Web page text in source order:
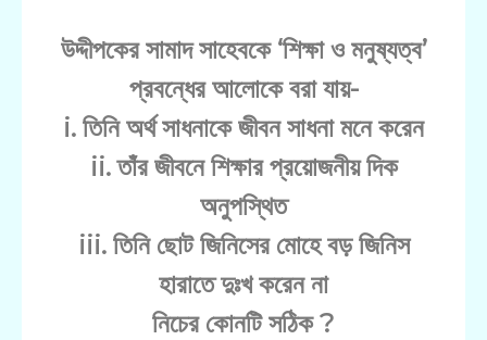
উদ্দীপকের সামাদ সাহেবকে ‘শিক্ষা ও মনুষ্যত্ব’
প্রবন্ধের আলোকে বরা যায়-
i. তিনি অর্থ সাধনাকে জীবন সাধনা মনে করেন
ii. তাঁর জীবনে শিক্ষার প্রয়োজনীয় দিক
অনুপস্থিত
iii. তিনি ছোট জিনিসের মোহে বড় জিনিস
হারাতে দুঃখ করেন না
নিচের কোনটি সঠিক ?